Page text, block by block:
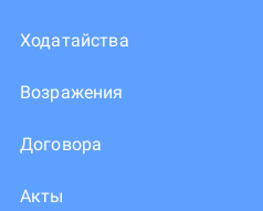
Ходатайства
Возражения
Договора
Акты